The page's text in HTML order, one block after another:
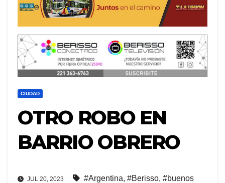
CIUDAD
OTRO ROBO EN
BARRIO OBRERO
JUL 20, 2023 #Argentina, #Berisso, #buenos